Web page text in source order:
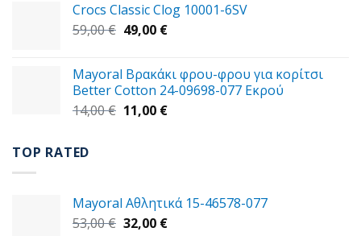
was:
47,00 €.
τιμή
είναι:
Crocs Classic Clog 10001-6SV
59,00€ Original
59,00 €.
49,00 €Η
είναι:
49,00 €.
Mayoral Βρακάκι φρου-φρου για κορίτσι
Better Cotton 24-09698-077 Εκρού
14,00€ Original
11,00 €Η
TOP RATED
Mayoral Αθλητικά 15-46578-077
53,00€ Original
32,00 €Η